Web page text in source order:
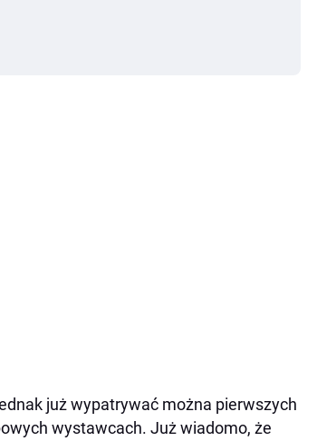
już wypatrywać można pierwszych
wystawcach. Już wiadomo, że